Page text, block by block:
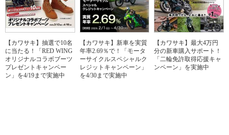
【カワサキ】抽選で10名
に当たる！「RED WING
オリジナルコラボブーツ
プレゼントキャンペー
ン」を4/19まで実施中
【カワサキ】新車を実質
年率2.69％で！「モータ
ーサイクルスペシャルク
レジットキャンペーン」
を4/30まで実施中
【カワサキ】最大4万円
分の新車購入サポート！
「二輪免許取得応援キャ
ンペーン」を実施中